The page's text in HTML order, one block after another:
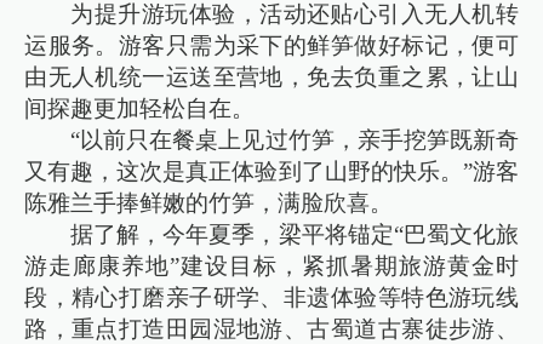
为提升游玩体验，活动还贴心引入无人机转
运服务。游客只需为采下的鲜笋做好标记，便可
由无人机统一运送至营地，免去负重之累，让山
间探趣更加轻松自在。
“以前只在餐桌上见过竹笋，亲手挖笋既新奇
又有趣，这次是真正体验到了山野的快乐。”游客
陈雅兰手捧鲜嫩的竹笋，满脸欣喜。
据了解，今年夏季，梁平将锚定“巴蜀文化旅
游走廊康养地”建设目标，紧抓暑期旅游黄金时
段，精心打磨亲子研学、非遗体验等特色游玩线
路，重点打造田园湿地游、古蜀道古寨徒步游、